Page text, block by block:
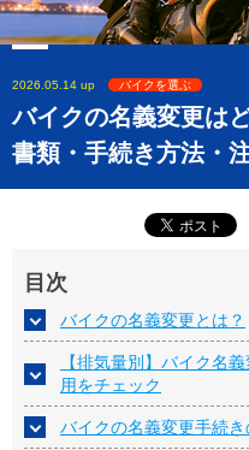
2026.05.14 up バイクを選ぶ
バイクの名義変更は
書類・手続き方法・
目次
バイクの名義変更とは？
【排気量別】バイク名
用をチェック
バイクの名義変更手続き